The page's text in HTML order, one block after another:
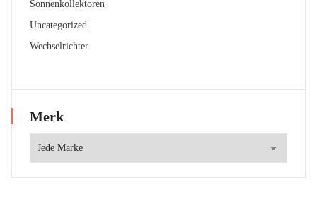
Sonnenkollektoren
Uncategorized
Wechselrichter
Merk